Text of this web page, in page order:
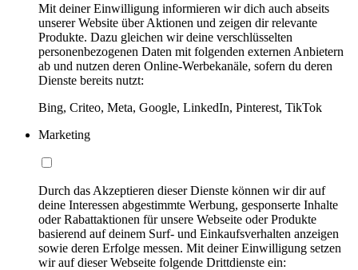
Mit deiner Einwilligung informieren wir dich auch abseits
unserer Website über Aktionen und zeigen dir relevante
Produkte. Dazu gleichen wir deine verschlüsselten
personenbezogenen Daten mit folgenden externen Anbietern
ab und nutzen deren Online-Werbekanäle, sofern du deren
Dienste bereits nutzt:
Bing, Criteo, Meta, Google, LinkedIn, Pinterest, TikTok
Marketing
Durch das Akzeptieren dieser Dienste können wir dir auf
deine Interessen abgestimmte Werbung, gesponserte Inhalte
oder Rabattaktionen für unsere Webseite oder Produkte
basierend auf deinem Surf- und Einkaufsverhalten anzeigen
sowie deren Erfolge messen. Mit deiner Einwilligung setzen
wir auf dieser Webseite folgende Drittdienste ein: